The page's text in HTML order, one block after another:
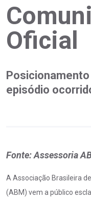
Oficial
episódio
Fonte: Assessoria
A Associação Brasileira
(ABM) vem a público